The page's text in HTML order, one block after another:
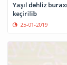
Yaşıl dəhliz
keçirilib
25-01-2019